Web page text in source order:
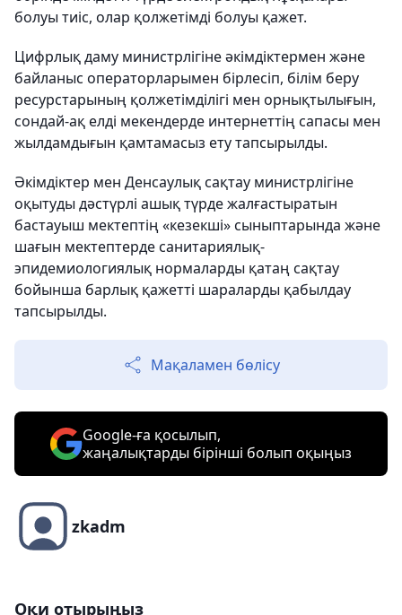
болуы тиіс, олар қолжетімді болуы қажет.
Цифрлық даму министрлігіне әкімдіктермен және
байланыс операторларымен бірлесіп, білім беру
ресурстарының қолжетімділігі мен орнықтылығын,
сондай-ақ елді мекендерде интернеттің сапасы мен
жылдамдығын қамтамасыз ету тапсырылды.
Әкімдіктер мен Денсаулық сақтау министрлігіне
оқытуды дәстүрлі ашық түрде жалғастыратын
бастауыш мектептің «кезекші» сыныптарында және
шағын мектептерде санитариялық-
эпидемиологиялық нормаларды қатаң сақтау
бойынша барлық қажетті шараларды қабылдау
тапсырылды.
Мақаламен бөлісу
Google-ға қосылып,
жаңалықтарды бірінші болып оқыңыз
zkadm
Оқи отырыңыз